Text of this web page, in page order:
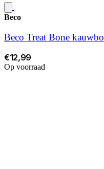
Beco
Beco Treat Bone
€12,99
Op voorraad